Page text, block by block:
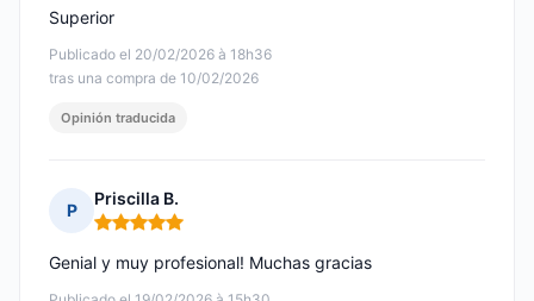
Publicado el 20/02/2026 à 18h36
tras una compra de 10/02/2026
Superior
Opinión traducida
P
Priscilla B.
Nota: 5 de 5
Genial y muy profesional! Muchas gracias